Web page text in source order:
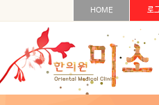
HOME 로